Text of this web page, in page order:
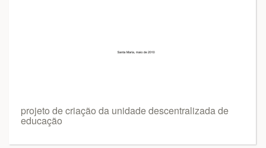
projeto de criação da unidade descentralizada de
educação